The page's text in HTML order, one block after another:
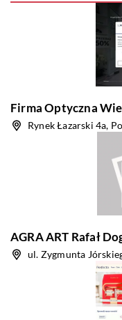
Firma Optyczna
Rynek Łazarski 4a,
AGRA ART Rafał
ul. Zygmunta